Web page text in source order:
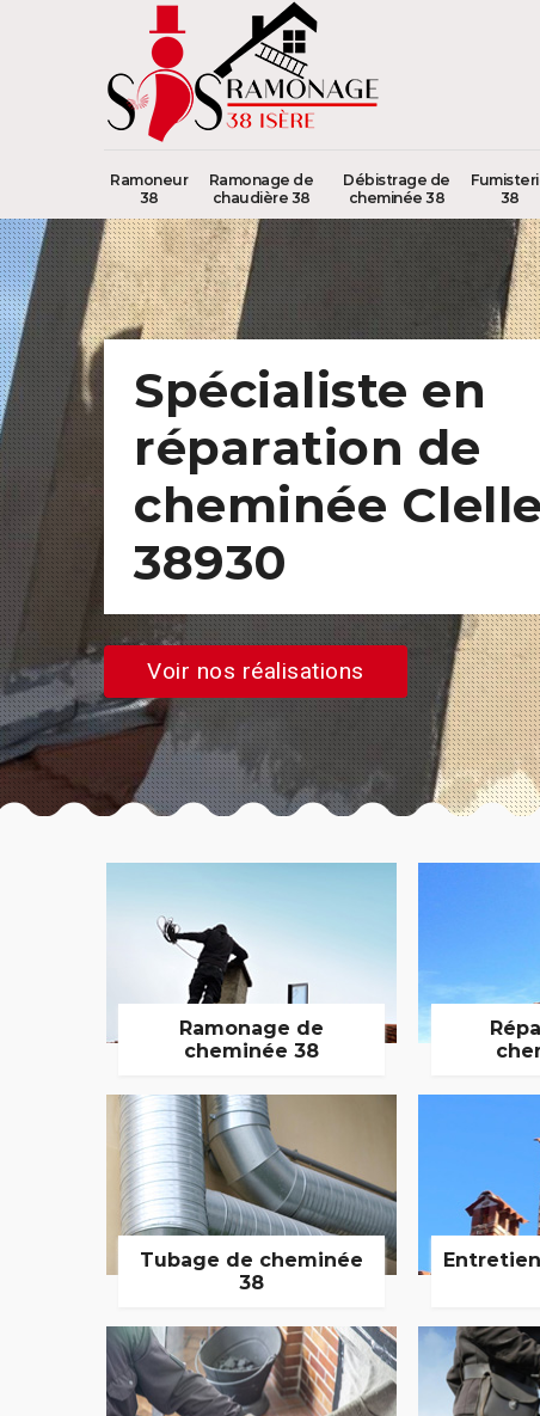
Ramoneur
38
Ramonage de
chaudière 38
Débistrage de
cheminée 38
38
Spécialiste en
réparation de
cheminée
38930
Voir nos réalisations
Ramonage de
cheminée 38
Tubage de cheminée
38